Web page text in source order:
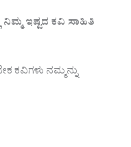
ನಿಮ್ಮ ಇಷ್ಟದ ಕವಿ ಸಾಹಿತಿ
ಕವಿಗಳು ನಮ್ಮನ್ನು